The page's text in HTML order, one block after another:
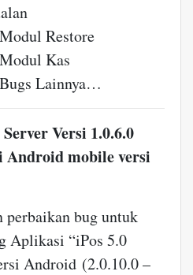
Restore
Kas
Lainnya…
Versi 1.0.6.0
mobile versi
perbaikan bug untuk
Aplikasi “iPos 5.0
Android (2.0.10.0 –